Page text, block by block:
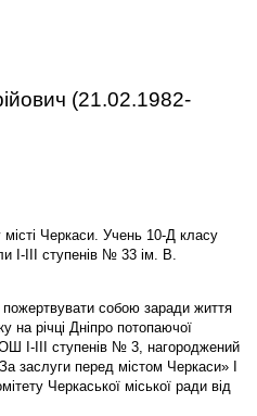
(21.02.1982-
місті Черкаси. Учень 10-Д класу
I-III ступенів № 33 ім. В.
пожертвувати собою заради життя
на річці Дніпро потопаючої
I-III ступенів № 3, нагороджений
заслуги перед містом Черкаси» I
Черкаської міської ради від